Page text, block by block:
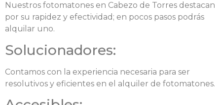
Nuestros fotomatones en Cabezo de Torres destacan
por su rapidez y efectividad; en pocos pasos podrás
alquilar uno.
Solucionadores:
Contamos con la experiencia necesaria para ser
resolutivos y eficientes en el alquiler de fotomatones.